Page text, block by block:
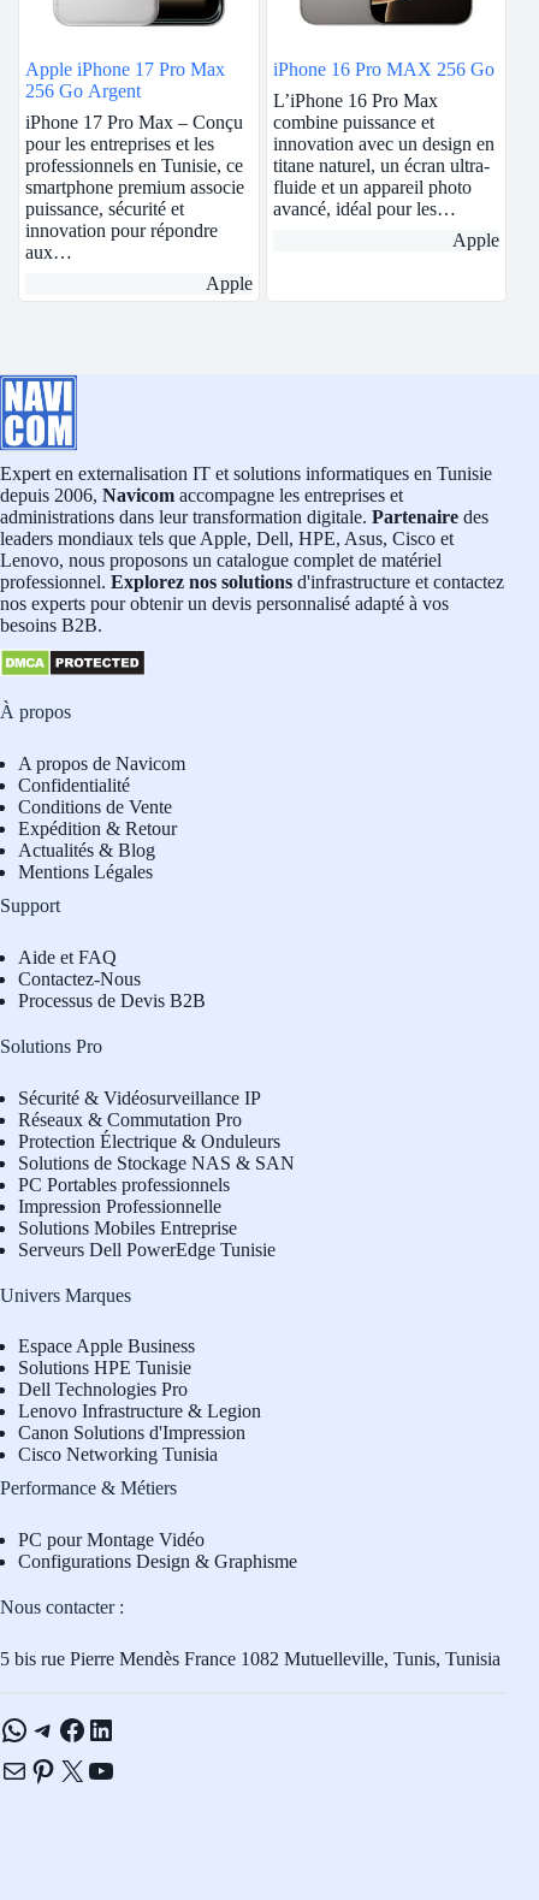
Apple iPhone 17 Pro Max
256 Go Argent
iPhone 17 Pro Max – Conçu
pour les entreprises et les
professionnels en Tunisie, ce
smartphone premium associe
puissance, sécurité et
innovation pour répondre
aux…
Apple
iPhone 16 Pro MAX 256 Go
L’iPhone 16 Pro Max
combine puissance et
innovation avec un design en
titane naturel, un écran ultra-
fluide et un appareil photo
avancé, idéal pour les…
Apple
Expert en externalisation IT et solutions informatiques en Tunisie
depuis 2006, Navicom accompagne les entreprises et
administrations dans leur transformation digitale. Partenaire des
leaders mondiaux tels que Apple, Dell, HPE, Asus, Cisco et
Lenovo, nous proposons un catalogue complet de matériel
professionnel. Explorez nos solutions d'infrastructure et contactez
nos experts pour obtenir un devis personnalisé adapté à vos
besoins B2B.
À propos
A propos de Navicom
Confidentialité
Conditions de Vente
Expédition & Retour
Actualités & Blog
Mentions Légales
Support
Aide et FAQ
Contactez-Nous
Processus de Devis B2B
Solutions Pro
Sécurité & Vidéosurveillance IP
Réseaux & Commutation Pro
Protection Électrique & Onduleurs
Solutions de Stockage NAS & SAN
PC Portables professionnels
Impression Professionnelle
Solutions Mobiles Entreprise
Serveurs Dell PowerEdge Tunisie
Univers Marques
Espace Apple Business
Solutions HPE Tunisie
Dell Technologies Pro
Lenovo Infrastructure & Legion
Canon Solutions d'Impression
Cisco Networking Tunisia
Performance & Métiers
PC pour Montage Vidéo
Configurations Design & Graphisme
Nous contacter :
5 bis rue Pierre Mendès France 1082 Mutuelleville, Tunis, Tunisia
WhatsApp
Telegram
Facebook
LinkedIn
E-mailPinterest
X YouTube